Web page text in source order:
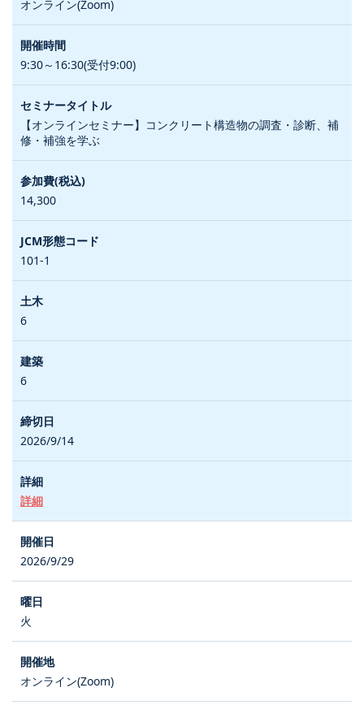
オンライン(Zoom)
9:30～16:30(受付9:00)
【オンラインセミナー】コンクリート構造物の調査・診断、補
修・補強を学ぶ
14,300
101-1
6
6
2026/9/14
詳細
2026/9/29
火
オンライン(Zoom)